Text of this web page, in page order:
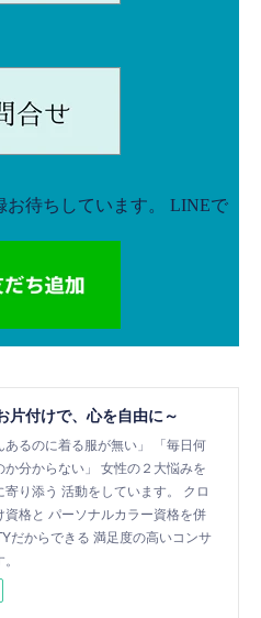
片付けで、心を自由に～
あるのに着る服が無い」 「毎日何
か分からない」 女性の２大悩みを
り添う 活動をしています。 クロ
資格と パーソナルカラー資格を併
だからできる 満足度の高いコンサ